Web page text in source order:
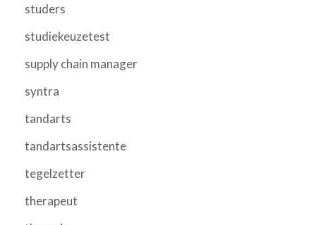
studers
studiekeuzetest
supply chain manager
syntra
tandarts
tandartsassistente
tegelzetter
therapeut